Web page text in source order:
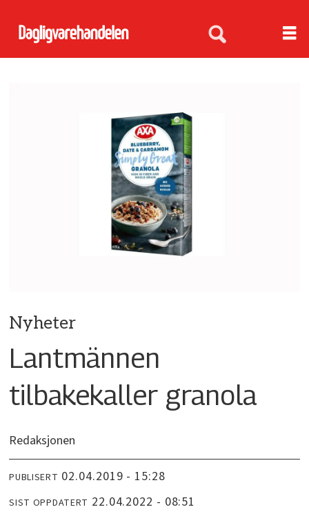
Nyheter
Lantmännen
tilbakekaller granola
Redaksjonen
PUBLISERT 02.04.2019 - 15:28
SIST OPPDATERT 22.04.2022 - 08:51